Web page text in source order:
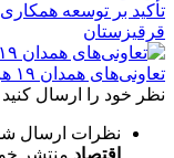
تأکید بر توسعه
قرقیزستان
تعاونی‌های همدان ۱۹ هزار فرصت شغلی ایجاد کرده‌اند
نظر خود را ارسال کنید
نظرات ارسال
اقتصاد منتشر